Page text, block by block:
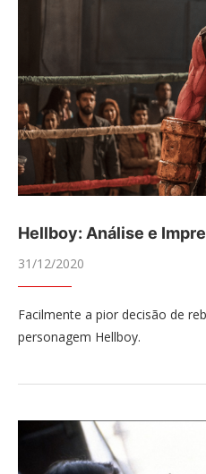
Hellboy: Análise e
31/12/2020
Facilmente a pior decisão de
personagem Hellboy.